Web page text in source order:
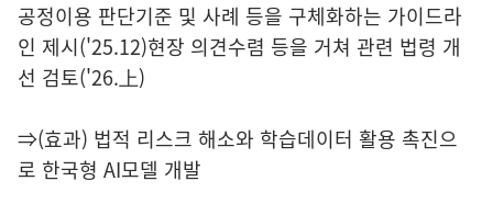
공정이용 판단기준 및 사례 등을 구체화하는 가이드라
인 제시('25.12)현장 의견수렴 등을 거쳐 관련 법령 개
선 검토('26.上)
⇒(효과) 법적 리스크 해소와 학습데이터 활용 촉진으
로 한국형 AI모델 개발